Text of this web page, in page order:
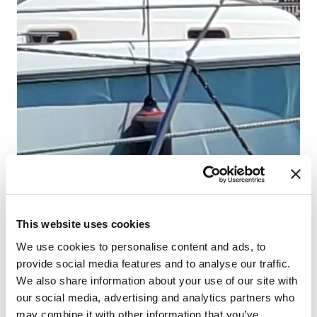
This website uses cookies
We use cookies to personalise content and ads, to
provide social media features and to analyse our traffic.
We also share information about your use of our site with
our social media, advertising and analytics partners who
may combine it with other information that you’ve